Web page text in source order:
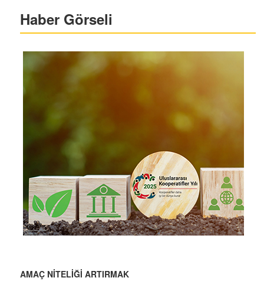
Haber Görseli
AMAÇ NİTELİĞİ ARTIRMAK